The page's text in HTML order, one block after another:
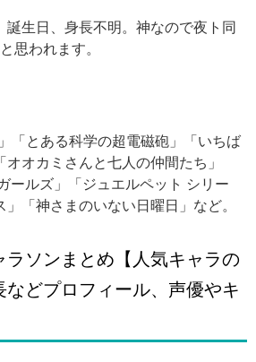
誕生日、身長不明。神なので夜ト同
思われます。
「とある科学の超電磁砲」「いちば
オカミさんと七人の仲間たち」
ールズ」「ジュエルペット シリー
「神さまのいない日曜日」など。
ラソンまとめ【人気キャラの
どプロフィール、声優やキ